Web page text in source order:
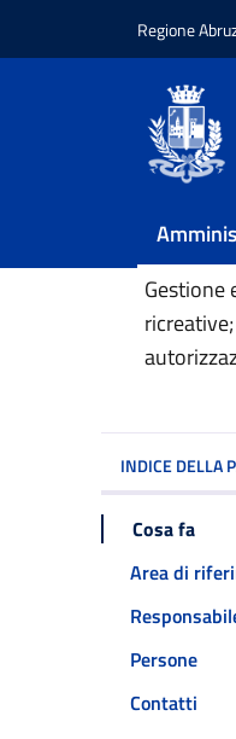
Regione
Home /
Gestione
INDICE DELLA
Cosa fa
Area di
Persone
Contatti